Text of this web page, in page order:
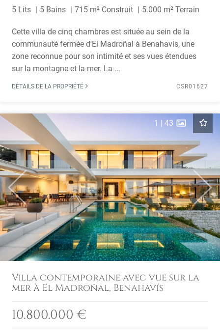
5 Lits 5 Bains 715 m² Construit 5.000 m² Terrain
Cette villa de cinq chambres est située au sein de la
communauté fermée d'El Madroñal à Benahavís, une
zone reconnue pour son intimité et ses vues étendues
sur la montagne et la mer. La ...
DÉTAILS DE LA PROPRIÉTÉ CSR01627
Previous Next
1 | 43
Villa contemporaine avec vue sur la
mer à El Madroñal, Benahavís
10.800.000 €